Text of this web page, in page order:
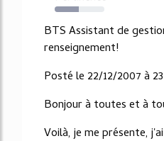
49%
BTS Assistant de
renseignement!
Posté le 22/12/2007 à
Bonjour à toutes et à
Voilà, je me présente,